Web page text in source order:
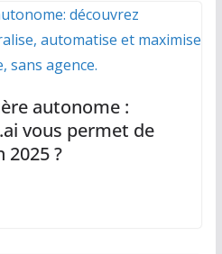
autonome :
vous permet de
2025 ?